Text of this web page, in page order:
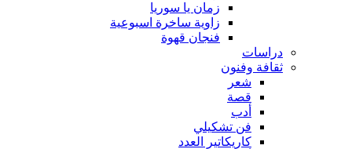
زمان يا سوريا
زاوية ساخرة اسبوعية
فنجان قهوة
دراسات
ثقافة وفنون
شعر
قصة
أدب
فن تشكيلي
كاريكاتير العدد